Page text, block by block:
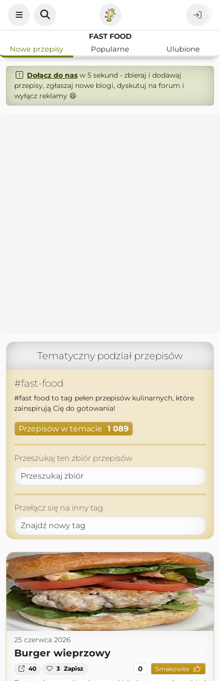
FAST FOOD
Nowe przepisy
Popularne Ulubione
Dołącz do nasw 5 sekund - zbieraj i dodawaj
przepisy, zgłaszaj nowe blogi, dyskutuj na forum i
wyłącz reklamy 😄
Tematyczny podział przepisów
#fast-food
#fast food to tag pełen przepisów kulinarnych, które
zainspirują Cię do gotowania!
Przepisów w temacie 1 089
Przeszukaj ten zbiór przepisów
Przełącz się na inny tag
25 czerwca 2026
Burger wieprzowy
40 3 Zapisz 0 Smakowite